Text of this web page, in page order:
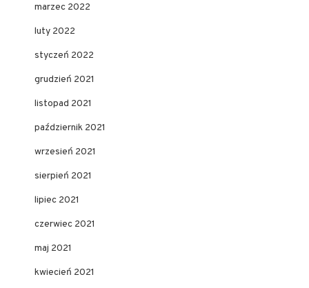
marzec 2022
luty 2022
styczeń 2022
grudzień 2021
listopad 2021
październik 2021
wrzesień 2021
sierpień 2021
lipiec 2021
czerwiec 2021
maj 2021
kwiecień 2021